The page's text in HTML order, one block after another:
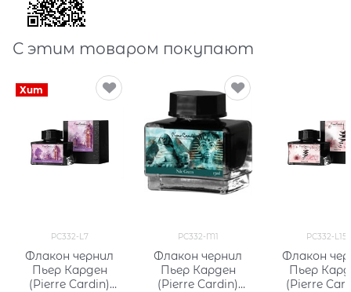
С этим товаром покупают
Хит
PC332-L7
Флакон чернил
Пьер Карден
(Pierre Cardin)
PC332-M1
Флакон чернил
Пьер Карден
(Pierre Cardin)
PC332-L15
Флакон
Пьер
(Pierre